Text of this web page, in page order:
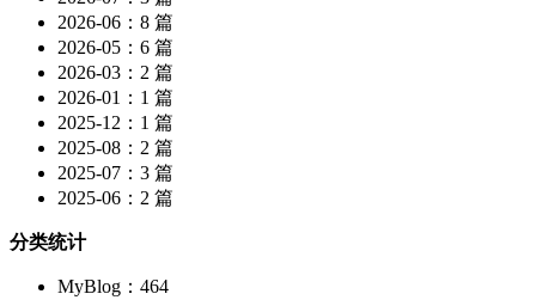
2026-06：8 篇
2026-05：6 篇
2026-03：2 篇
2026-01：1 篇
2025-12：1 篇
2025-08：2 篇
2025-07：3 篇
2025-06：2 篇
分类统计
MyBlog：464